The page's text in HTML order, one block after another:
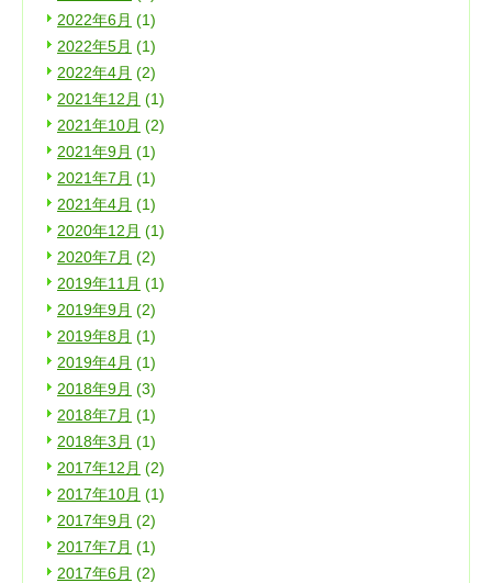
2022年6月 (1)
2022年5月 (1)
2022年4月 (2)
2021年12月 (1)
2021年10月 (2)
2021年9月 (1)
2021年7月 (1)
2021年4月 (1)
2020年12月 (1)
2020年7月 (2)
2019年11月 (1)
2019年9月 (2)
2019年8月 (1)
2019年4月 (1)
2018年9月 (3)
2018年7月 (1)
2018年3月 (1)
2017年12月 (2)
2017年10月 (1)
2017年9月 (2)
2017年7月 (1)
2017年6月 (2)